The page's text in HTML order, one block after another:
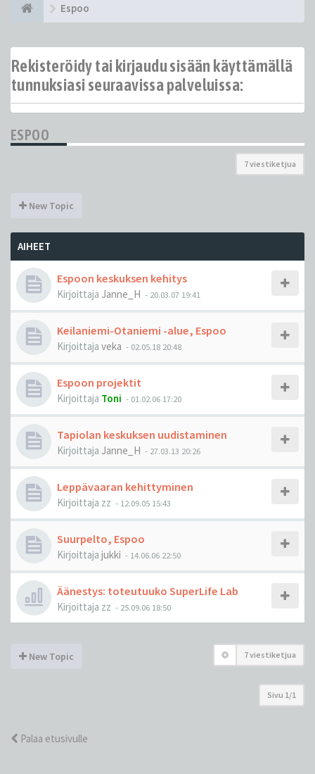
Espoo
Rekisteröidy tai kirjaudu sisään käyttämällä
tunnuksiasi seuraavissa palveluissa:
ESPOO
7 viestiketjua
New Topic
AIHEET
Espoon keskuksen kehitys
Kirjoittaja Janne_H - 20.03.07 19:41
Keilaniemi-Otaniemi -alue, Espoo
Kirjoittaja veka - 02.05.18 20:48
Espoon projektit
Kirjoittaja Toni - 01.02.06 17:20
Tapiolan keskuksen uudistaminen
Kirjoittaja Janne_H - 27.03.13 20:26
Leppävaaran kehittyminen
Kirjoittaja zz - 12.09.05 15:43
Suurpelto, Espoo
Kirjoittaja jukki - 14.06.06 22:50
Äänestys: toteutuuko SuperLife Lab
Kirjoittaja zz - 25.09.06 18:50
New Topic 7 viestiketjua
Sivu 1/1
Palaa etusivulle